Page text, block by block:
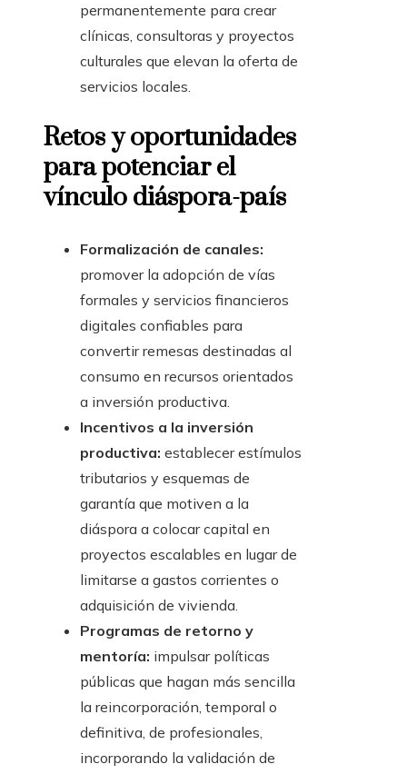
permanentemente para crear
clínicas, consultoras y proyectos
culturales que elevan la oferta de
servicios locales.
Retos y oportunidades
para potenciar el
vínculo diáspora-país
Formalización de canales:
promover la adopción de vías
formales y servicios financieros
digitales confiables para
convertir remesas destinadas al
consumo en recursos orientados
a inversión productiva.
Incentivos a la inversión
productiva: establecer estímulos
tributarios y esquemas de
garantía que motiven a la
diáspora a colocar capital en
proyectos escalables en lugar de
limitarse a gastos corrientes o
adquisición de vivienda.
Programas de retorno y
mentoría: impulsar políticas
públicas que hagan más sencilla
la reincorporación, temporal o
definitiva, de profesionales,
incorporando la validación de